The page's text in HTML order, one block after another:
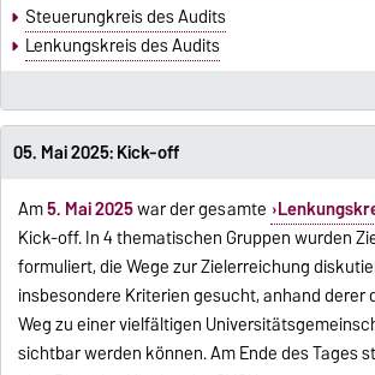
Steuerungkreis des Audits
Lenkungskreis des Audits
05. Mai 2025: Kick-off
Am5. Mai 2025war der gesamte
Kick-off. In 4 thematischen Gruppen wurden
formuliert, die Wege zur Zielerreichung
insbesondere Kriterien gesucht, anhand derer
Weg zu einer vielfältigen
sichtbar werden können. Am Ende des Tages